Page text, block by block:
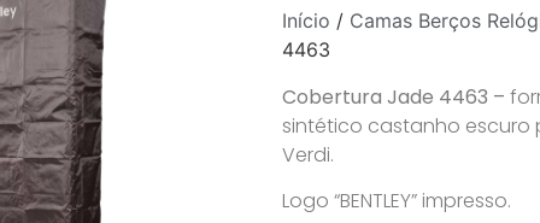
Início / Camas Berços
4463
Cobertura Jade 4463 –
sintético castanho
Verdi.
Logo “BENTLEY” impresso.